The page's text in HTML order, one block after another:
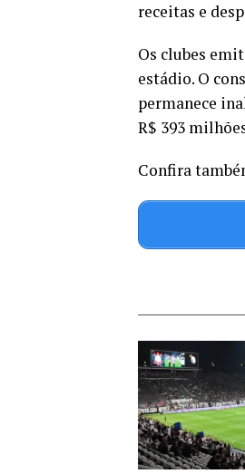
receitas e
Os clubes
estádio. O
permanece
R$ 393
Confira